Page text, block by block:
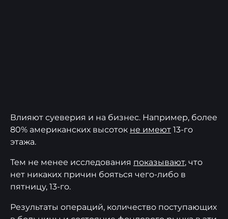
Влияют суеверия и на бизнес. Например, более
80% американских высоток не имеют 13-го
этажа.
Тем не менее исследования показывают, что
нет никаких причин бояться чего-либо в
пятницу, 13-го.
Результаты операций, количество поступающих